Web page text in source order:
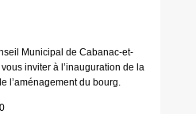
Municipal de Cabanac-et-
inviter à l’inauguration de la
l’aménagement du bourg.